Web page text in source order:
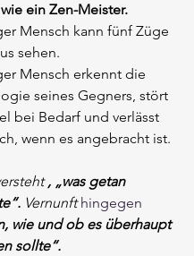
ein Zen-Meister.
Mensch kann fünf Züge
sehen.
Mensch erkennt die
seines Gegners, stört
bei Bedarf und verlässt
wenn es angebracht ist.
, „was getan
Vernunft hingegen
wie und ob es überhaupt
sollte“.